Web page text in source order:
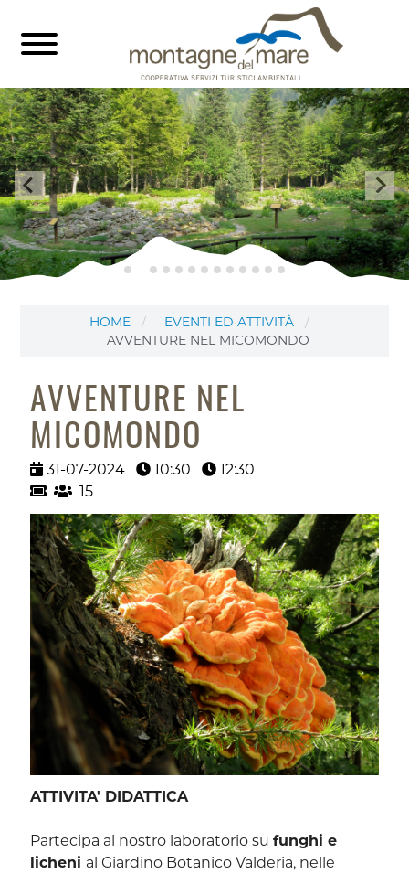
HOME
EVENTI ED ATTIVITÀ
AVVENTURE NEL MICOMONDO
AVVENTURE NEL
MICOMONDO
31-07-2024 10:30
12:30
15
ATTIVITA' DIDATTICA
Partecipa al nostro laboratorio sufunghi e
licheni al Giardino Botanico Valderia, nelle